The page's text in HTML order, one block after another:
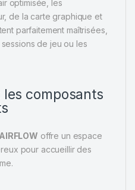
optimisée, les
de la carte graphique et
parfaitement maîtrisées,
de jeu ou les
composants
offre un espace
pour accueillir des